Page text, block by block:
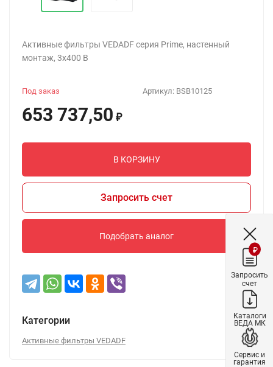
Активные фильтры VEDADF серия Prime, настенный
монтаж, 3х400 В
Артикул: BSB10125
Под заказ
653 737,50 ₽
В КОРЗИНУ
Запросить счет
Подобрать аналог
Категории
Активные фильтры VEDADF
₽
Запросить
счет
Каталоги
ВЕДА МК
Сервис и
гарантия